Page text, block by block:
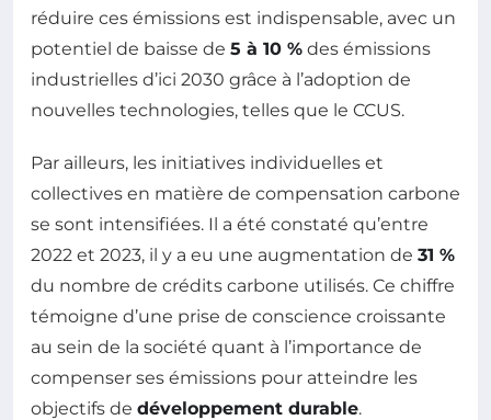
réduire ces émissions est indispensable, avec un
potentiel de baisse de 5 à 10 % des émissions
industrielles d’ici 2030 grâce à l’adoption de
nouvelles technologies, telles que le CCUS.
Par ailleurs, les initiatives individuelles et
collectives en matière de compensation carbone
se sont intensifiées. Il a été constaté qu’entre
2022 et 2023, il y a eu une augmentation de 31 %
du nombre de crédits carbone utilisés. Ce chiffre
témoigne d’une prise de conscience croissante
au sein de la société quant à l’importance de
compenser ses émissions pour atteindre les
objectifs de développement durable.